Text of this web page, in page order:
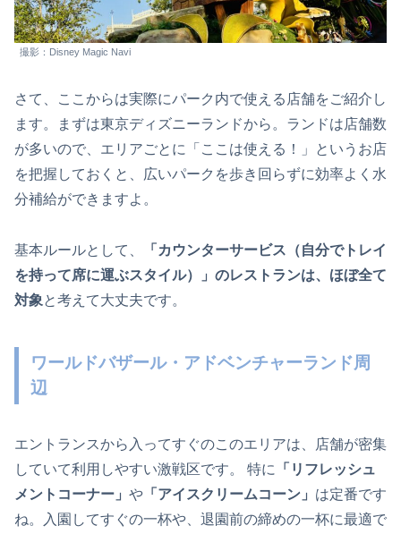
撮影：Disney Magic Navi
さて、ここからは実際にパーク内で使える店舗をご紹介し
ます。まずは東京ディズニーランドから。ランドは店舗数
が多いので、エリアごとに「ここは使える！」というお店
を把握しておくと、広いパークを歩き回らずに効率よく水
分補給ができますよ。
基本ルールとして、
「カウンターサービス（自分でトレイ
を持って席に運ぶスタイル）」のレストランは、ほぼ全て
対象と考えて大丈夫です。
ワールドバザール・アドベンチャーランド周
辺
エントランスから入ってすぐのこのエリアは、店舗が密集
していて利用しやすい激戦区です。 特に
「リフレッシュ
メントコーナー」 や 「アイスクリームコーン」 は定番です
ね。入園してすぐの一杯や、退園前の締めの一杯に最適で